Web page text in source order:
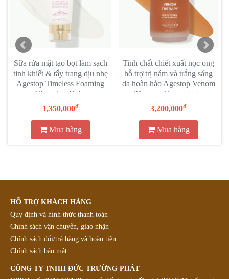
Sữa rửa mặt tạo bọt làm sạch
tinh khiết & tẩy trang dịu nhẹ
Agestop Timeless Foaming
Cleansing Balm
1,350,000đ
Mua hàng
Tinh chất chiết xuất nọc ong
hỗ trợ trị nám và trắng sáng
da hoàn hảo Agestop Venom
Therapy Concentrate
3,200,000đ
Mua hàng
HỖ TRỢ KHÁCH HÀNG
Quy định và hình thức thanh toán
Chính sách vận chuyển, giao nhận
Chính sách đổi/trả hàng và hoàn tiền
Chính sách bảo mật
CÔNG TY TNHH ĐỨC TRƯỜNG PHÁT